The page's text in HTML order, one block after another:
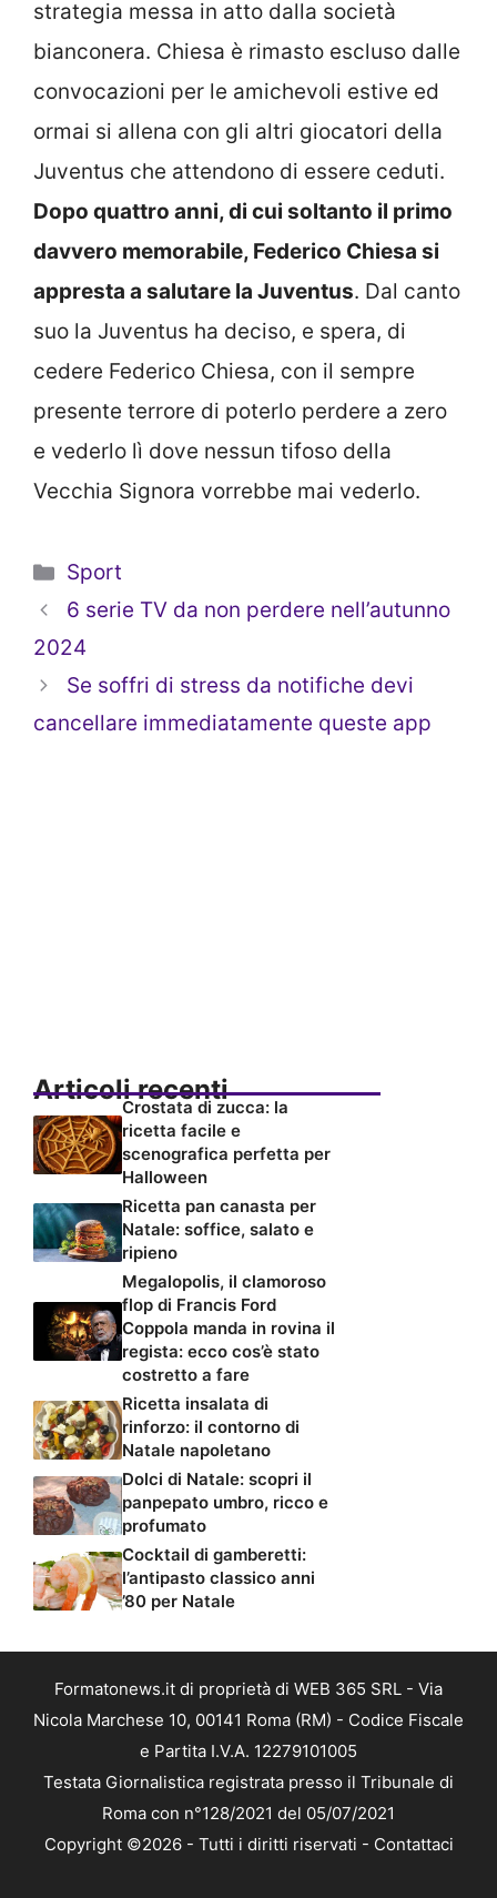
strategia messa in atto dalla società
bianconera. Chiesa è rimasto escluso dalle
convocazioni per le amichevoli estive ed
ormai si allena con gli altri giocatori della
Juventus che attendono di essere ceduti.
Dopo quattro anni, di cui soltanto il primo
davvero memorabile, Federico Chiesa si
appresta a salutare la Juventus. Dal canto
suo la Juventus ha deciso, e spera, di
cedere Federico Chiesa, con il sempre
presente terrore di poterlo perdere a zero
e vederlo lì dove nessun tifoso della
Vecchia Signora vorrebbe mai vederlo.
Categorie
Sport
6 serie TV da non perdere nell’autunno
2024
Se soffri di stress da notifiche devi
cancellare immediatamente queste app
Articoli recenti
Crostata di zucca: la
ricetta facile e
scenografica perfetta per
Halloween
Ricetta pan canasta per
Natale: soffice, salato e
ripieno
Megalopolis, il clamoroso
flop di Francis Ford
Coppola manda in rovina il
regista: ecco cos’è stato
costretto a fare
Ricetta insalata di
rinforzo: il contorno di
Natale napoletano
Dolci di Natale: scopri il
panpepato umbro, ricco e
profumato
Cocktail di gamberetti:
l’antipasto classico anni
’80 per Natale
Formatonews.it di proprietà di WEB 365 SRL - Via
Nicola Marchese 10, 00141 Roma (RM) - Codice Fiscale
e Partita I.V.A. 12279101005
Testata Giornalistica registrata presso il Tribunale di
Roma con n°128/2021 del 05/07/2021
Copyright ©2026 - Tutti i diritti riservati - Contattaci